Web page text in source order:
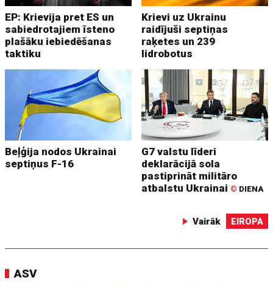
EP: Krievija pret ES un
sabiedrotajiem īsteno
plašāku iebiedēšanas
taktiku
Krievi uz Ukrainu
raidījuši septiņas
raķetes un 239
lidrobotus
Beļģija nodos Ukrainai
septiņus F-16
G7 valstu līderi
deklarācijā sola
pastiprināt militāro
atbalstu Ukrainai © DIENA
Vairāk EIROPA
ASV